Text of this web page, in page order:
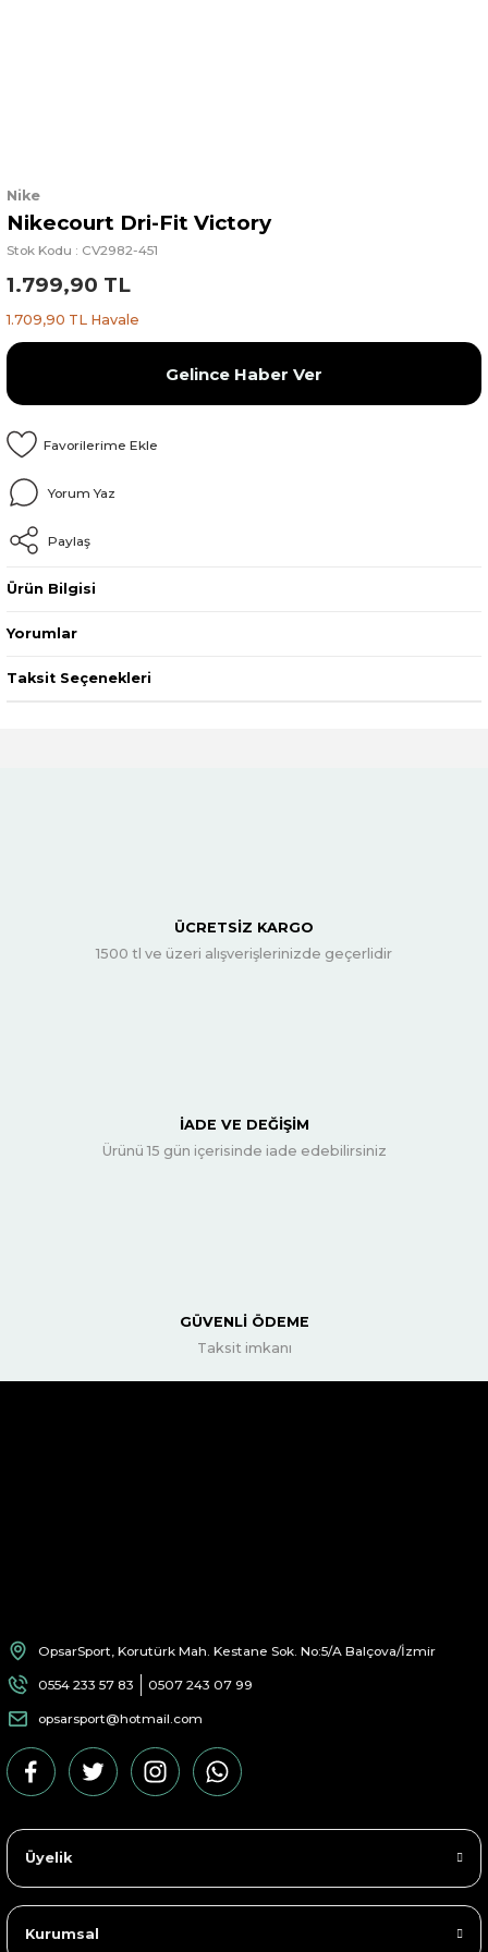
Nike
Nikecourt Dri-Fit Victory
Stok Kodu : CV2982-451
1.799,90 TL
1.709,90 TL Havale
Gelince Haber Ver
Yorum Yaz
Paylaş
Ürün Bilgisi
Yorumlar
Taksit Seçenekleri
ÜCRETSİZ KARGO
1500 tl ve üzeri alışverişlerinizde geçerlidir
İADE VE DEĞİŞİM
Ürünü 15 gün içerisinde iade edebilirsiniz
GÜVENLİ ÖDEME
Taksit imkanı
OpsarSport, Korutürk Mah. Kestane Sok. No:5/A Balçova/İzmir
0554 233 57 83 0507 243 07 99
opsarsport@hotmail.com
Üyelik
Kurumsal